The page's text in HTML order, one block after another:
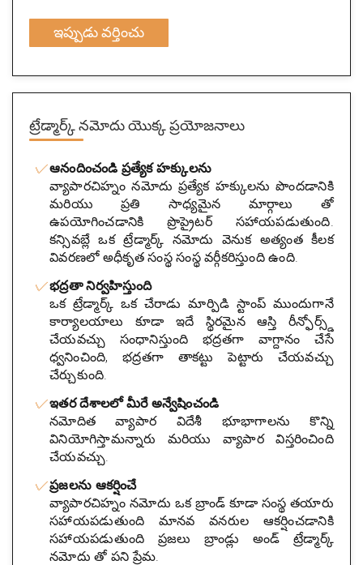
ఇప్పుడు వర్తించు
ట్రేడ్మార్క్ నమోదు యొక్క ప్రయోజనాలు
ఆనందించండి ప్రత్యేక హక్కులను
వ్యాపారచిహ్నం నమోదు ప్రత్యేక హక్కులను పొందడానికి
మరియు ప్రతి సాధ్యమైన మార్గాలు తో
ఉపయోగించడానికి ప్రొప్రైటర్ సహాయపడుతుంది.
కన్సివబ్లే ఒక ట్రేడ్మార్క్ నమోదు వెనుక అత్యంత కీలక
వివరణలో అధీకృత సంస్థ సంస్థ వర్గీకరిస్తుంది ఉంది.
భద్రతా నిర్వహిస్తుంది
ఒక ట్రేడ్మార్క్ ఒక చేరాడు మార్పిడి స్టాంప్ ముందుగానే
కార్యాలయాలు కూడా ఇదే స్థిరమైన ఆస్తి రీన్ఫోర్స్డ్
చేయవచ్చు సంధానిస్తుంది భద్రతగా వాగ్దానం చేసే
ధ్వనించింది, భద్రతగా తాకట్టు పెట్టారు చేయవచ్చు
చేర్చుకుంది.
ఇతర దేశాలలో మీరే అన్వేషించండి
నమోదిత వ్యాపార విదేశీ భూభాగాలను కొన్ని
వినియోగిస్తామన్నారు మరియు వ్యాపార విస్తరించింది
చేయవచ్చు.
ప్రజలను ఆకర్షించే
వ్యాపారచిహ్నం నమోదు ఒక బ్రాండ్ కూడా సంస్థ తయారు
సహాయపడుతుంది మానవ వనరుల ఆకర్షించడానికి
సహాయపడుతుంది ప్రజలు బ్రాండ్లు అండ్ ట్రేడ్మార్క్
నమోదు తో పని ప్రేమ.